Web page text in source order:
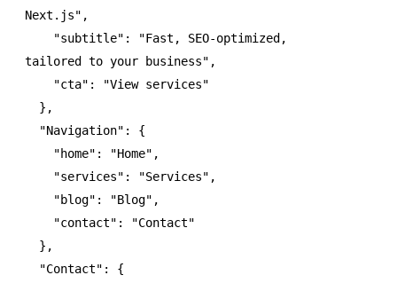
Next.js" ,
    "subtitle"
:
"Fast, SEO-optimized,
tailored to your business" ,
    "cta"
:
"View services"
  }
,
  "Navigation"
:
{
    "home"
: "Home" ,
    "services"
: "Services" ,
    "blog"
: "Blog" ,
    "contact"
:
"Contact"
  }
,
  "Contact"
:
{